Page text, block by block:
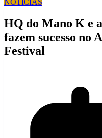
NOTÍCIAS
HQ do Mano K e
fazem sucesso no
Festival